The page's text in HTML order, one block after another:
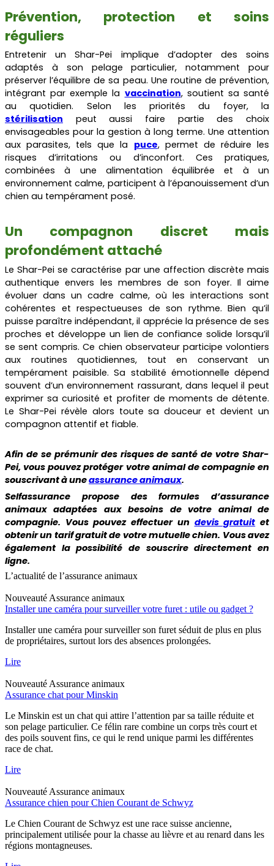
Prévention, protection et soins
réguliers
Entretenir un Shar-Pei implique d’adopter des soins
adaptés à son pelage particulier, notamment pour
préserver l’équilibre de sa peau. Une routine de prévention,
intégrant par exemple la vaccination, soutient sa santé
au quotidien. Selon les priorités du foyer, la
stérilisation
peut aussi faire partie des choix
envisageables pour la gestion à long terme. Une attention
aux parasites, tels que la puce, permet de réduire les
risques d’irritations ou d’inconfort. Ces pratiques,
combinées à une alimentation équilibrée et à un
environnement calme, participent à l’épanouissement d’un
chien au tempérament posé.
Un compagnon discret mais
profondément attaché
Le Shar-Pei se caractérise par une affection discrète mais
authentique envers les membres de son foyer. Il aime
évoluer dans un cadre calme, où les interactions sont
cohérentes et respectueuses de son rythme. Bien qu’il
puisse paraître indépendant, il apprécie la présence de ses
proches et développe un lien de confiance solide lorsqu’il
se sent compris. Ce chien observateur participe volontiers
aux routines quotidiennes, tout en conservant un
tempérament paisible. Sa stabilité émotionnelle dépend
souvent d’un environnement rassurant, dans lequel il peut
exprimer sa curiosité et profiter de moments de détente.
Le Shar-Pei révèle alors toute sa douceur et devient un
compagnon attentif et fiable.
Afin de se prémunir des risques de santé de votre Shar-
Pei, vous pouvez protéger votre animal de compagnie en
souscrivant à uneassurance animaux.
Selfassurance propose des formules d’assurance
animaux adaptées aux besoins de votre animal de
compagnie. Vous pouvez effectuer un devis gratuit et
obtenir un tarif gratuit de votre mutuelle chien. Vous avez
également la possibilité de souscrire directement en
ligne.
L’actualité de l’assurance animaux
Nouveauté Assurance animaux
Installer une caméra pour surveiller votre furet : utile ou gadget ?
Installer une caméra pour surveiller son furet séduit de plus en plus
de propriétaires, surtout lors des absences prolongées.
Lire
Nouveauté Assurance animaux
Assurance chat pour Minskin
Le Minskin est un chat qui attire l’attention par sa taille réduite et
son pelage particulier. Ce félin rare combine un corps très court et
des poils souvent fins, ce qui le rend unique parmi les différentes
race de chat.
Lire
Nouveauté Assurance animaux
Assurance chien pour Chien Courant de Schwyz
Le Chien Courant de Schwyz est une race suisse ancienne,
principalement utilisée pour la chasse au lièvre et au renard dans les
régions montagneuses.